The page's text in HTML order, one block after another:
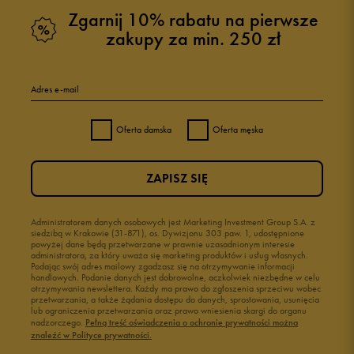
Zgarnij 10% rabatu na pierwsze
zakupy za min. 250 zł
Adres e-mail
Oferta damska Oferta męska
Administratorem danych osobowych jest Marketing Investment Group S.A. z
siedzibą w Krakowie (31-871), os. Dywizjonu 303 paw. 1, udostępnione
powyżej dane będą przetwarzane w prawnie uzasadnionym interesie
administratora, za który uważa się marketing produktów i usług własnych.
Podając swój adres mailowy zgadzasz się na otrzymywanie informacji
handlowych. Podanie danych jest dobrowolne, aczkolwiek niezbędne w celu
otrzymywania newslettera. Każdy ma prawo do zgłoszenia sprzeciwu wobec
przetwarzania, a także żądania dostępu do danych, sprostowania, usunięcia
lub ograniczenia przetwarzania oraz prawo wniesienia skargi do organu
nadzorczego. Pełną treść oświadczenia o ochronie prywatności można
znaleźć w Polityce prywatności.
ZAPISZ SIĘ